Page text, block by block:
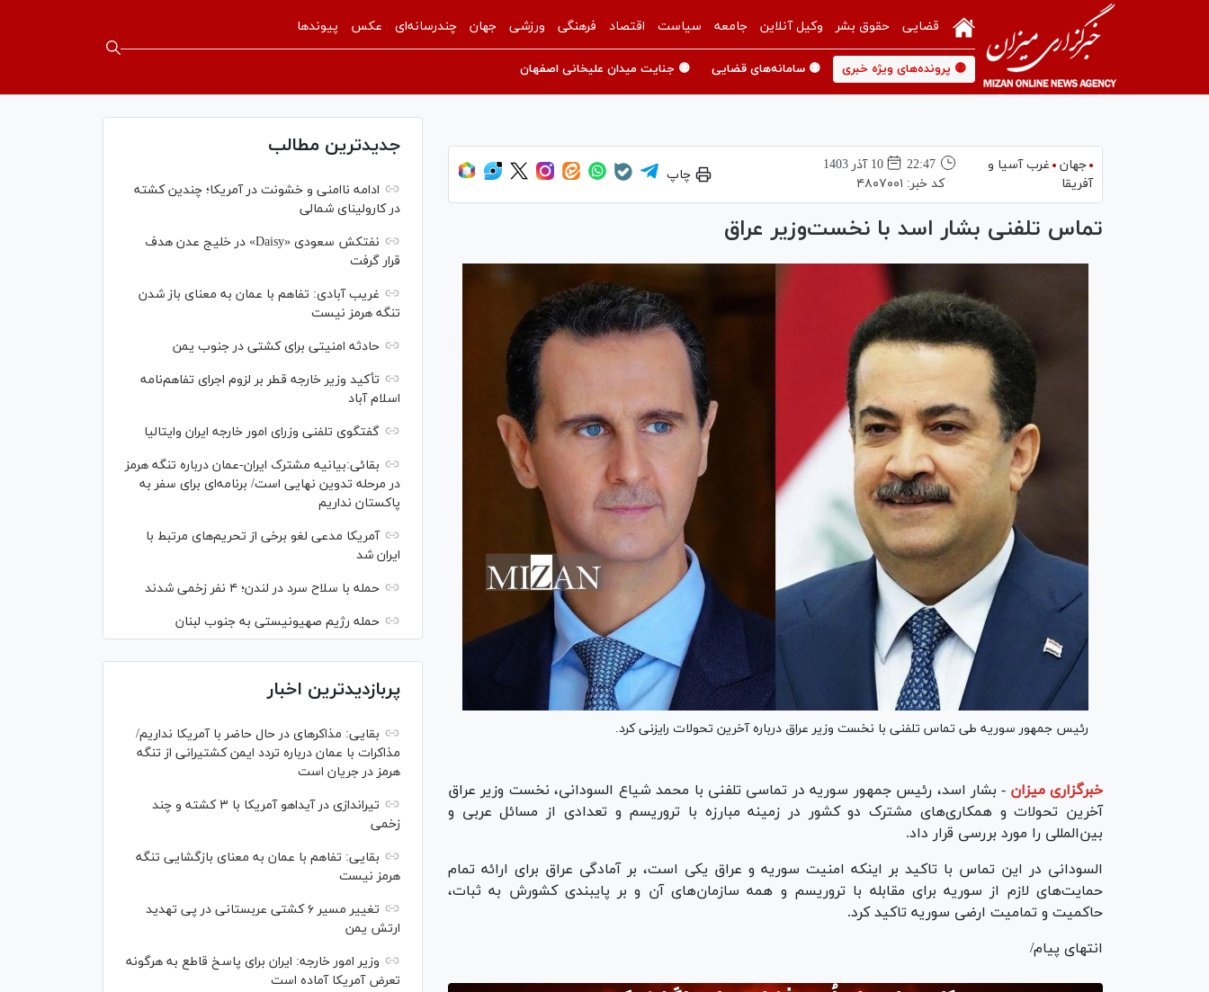
قضایی حقوق بشر وکیل آنلاین جامعه سیاست اقتصاد فرهنگی ورزشی جهان چندرسانه‌ای عکس پیوندها
🟡 پرونده‌های ویژه خبری 🟡 سامانه‌های قضایی 🟡 جنایت میدان علیخانی اصفهان
جهان
غرب آسیا و
آفریقا
22:47
10 آذر 1403
کد خبر: ۴۸۰۷۰۰۱
چاپ
تماس تلفنی بشار اسد با نخست‌وزیر عراق
رئیس جمهور سوریه طی تماس تلفنی با نخست وزیر عراق درباره آخرین تحولات رایزنی کرد.
خبرگزاری میزان - بشار اسد، رئیس جمهور سوریه در تماسی تلفنی با محمد شیاع السودانی، نخست وزیر عراق
آخرین تحولات و همکاری‌های مشترک دو کشور در زمینه مبارزه با تروریسم و تعدادی از مسائل عربی و
بین‌المللی را مورد بررسی قرار داد.
السودانی در این تماس با تاکید بر اینکه امنیت سوریه و عراق یکی است، بر آمادگی عراق برای ارائه تمام
حمایت‌های لازم از سوریه برای مقابله با تروریسم و همه سازمان‌های آن و بر پایبندی کشورش به ثبات،
حاکمیت و تمامیت ارضی سوریه تاکید کرد.
انتهای پیام/
جدیدترین مطالب
ادامه ناامنی و خشونت در آمریکا؛ چندین کشته
در کارولینای شمالی
نفتکش سعودی «Daisy» در خلیج عدن هدف
قرار گرفت
غریب آبادی: تفاهم با عمان به معنای باز شدن
تنگه هرمز نیست
حادثه امنیتی برای کشتی در جنوب یمن
تأکید وزیر خارجه قطر بر لزوم اجرای تفاهم‌نامه
اسلام آباد
گفتگوی تلفنی وزرای امور خارجه ایران وایتالیا
بقائی:بیانیه مشترک ایران-عمان درباره تنگه هرمز
در مرحله تدوین نهایی است/ برنامه‌ای برای سفر به
پاکستان نداریم
آمریکا مدعی لغو برخی از تحریم‌های مرتبط با
ایران شد
حمله با سلاح سرد در لندن؛ ۴ نفر زخمی شدند
حمله رژیم صهیونیستی به جنوب لبنان
پربازدیدترین اخبار
بقایی: مذاکره‎ای در حال حاضر با آمریکا نداریم/
مذاکرات با عمان درباره تردد ایمن کشتیرانی از تنگه
هرمز در جریان است
تیراندازی در آیداهو آمریکا با ۳ کشته و چند
زخمی
بقایی: تفاهم با عمان به معنای بازگشایی تنگه
هرمز نیست
تغییر مسیر ۶ کشتی عربستانی در پی تهدید
ارتش یمن
وزیر امور خارجه: ایران برای پاسخ قاطع به هرگونه
تعرض آمریکا آماده است